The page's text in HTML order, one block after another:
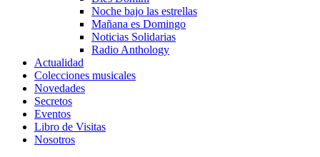
Noche bajo las estrellas
Mañana es Domingo
Noticias Solidarias
Radio Anthology
Actualidad
Colecciones musicales
Novedades
Secretos
Eventos
Libro de Visitas
Nosotros